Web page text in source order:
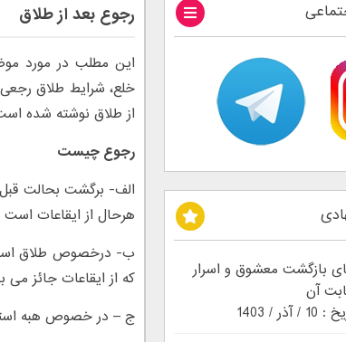
رجوع بعد از طلاق
این مطلب در مورد
خلع، شرایط طلاق
از طلاق نوشته شده
رجوع چیست
الف- برگشت بحالت
هرحال از ایقاعات
که از ایقاعات جائز مى
ج – در خصوص هبه
بازگشت معشوق و اسرار
آن
آذر / 1403